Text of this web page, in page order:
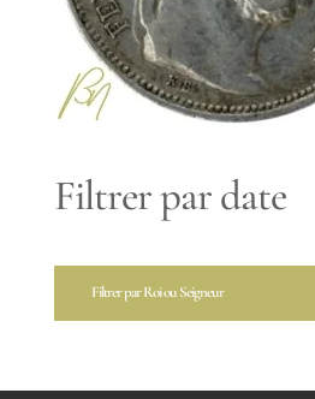
Filtrer par date
Filtrer par Roi ou Seigneur